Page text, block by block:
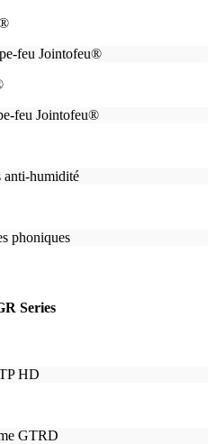
feu Jointofeu®
feu Jointofeu®
anti-humidité
phoniques
Series
HD
GTRD